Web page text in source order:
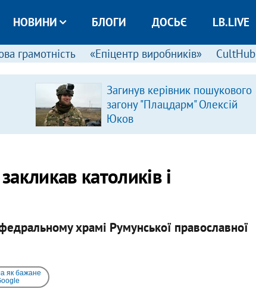
НОВИНИ БЛОГИ ДОСЬЄ LB.LIVE
грамотність «Епіцентр виробників» CultHub
Загинув керівник пошукового
загону "Плацдарм" Олексій
Юков
католиків і
храмі Румунської православної
як бажане